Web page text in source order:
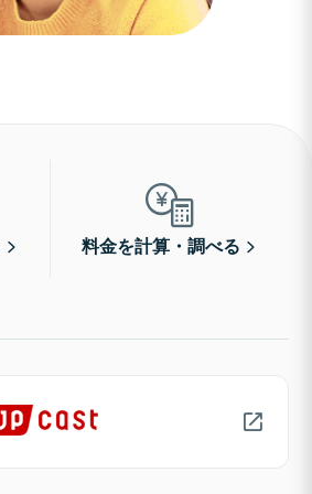
料金を計算・調べる